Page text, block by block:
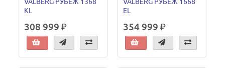
KL
308 999 ₽
EL
354 999 ₽